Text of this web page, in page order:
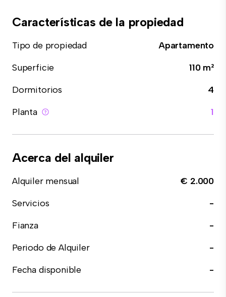
Características de la propiedad
Tipo de propiedad
Apartamento
Superficie
110 m²
Dormitorios
4
Planta
1
Acerca del alquiler
Alquiler mensual
€ 2.000
Servicios
-
Fianza
-
Periodo de Alquiler
-
Fecha disponible
-